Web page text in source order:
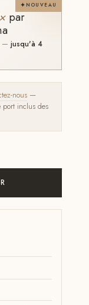
NOUVEAU
par
—jusqu'à 4
nous —
port inclus des